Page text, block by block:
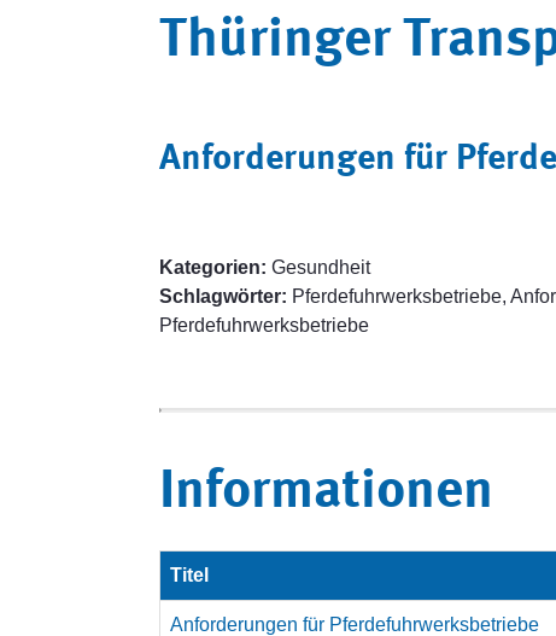
Thüringer
Anforderungen für
Kategorien: Gesundheit
Schlagwörter: Pferdefuhrwerksbetriebe,
Pferdefuhrwerksbetriebe
Informationen
Titel
Anforderungen für Pferdefuhrwerksbetriebe